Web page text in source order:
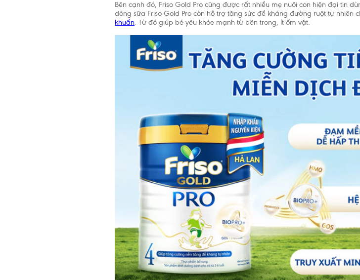
Bên cạnh đó, Friso Gold Pro cũng được rất nhiều mẹ nuôi con hiện đại tin
dòng sữa Friso Gold Pro còn hỗ trợ tăng sức đề kháng đường ruột tự nhiên
khuẩn. Từ đó giúp bé yêu khỏe mạnh từ bên trong, ít ốm vặt.
Tổ chức Y Tế Thế Giới (WHO) khuyến cáo nên nuôi
2 tuổi. Cho trẻ bú bình hoặc dùng thức ăn, thức
cần thiết và sẽ có ảnh hưởng không tốt đến việc
tuổi, trẻ cần được cho ăn thức ăn bổ sung phù hợp
đến 2 tuổi. Hãy gặp bác sĩ để được tư vấn trước khi
dưỡng công thức hoặc nếu bạn gặp vấn đề khi cho